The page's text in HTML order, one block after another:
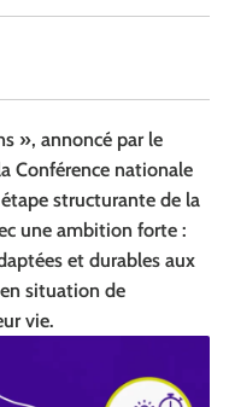
», annoncé par le
Conférence nationale
structurante de la
une ambition forte :
et durables aux
situation de
vie.